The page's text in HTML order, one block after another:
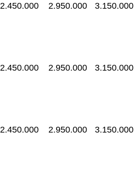
2.450.000 2.950.000 3.150.000
2.450.000 2.950.000 3.150.000
2.450.000 2.950.000 3.150.000